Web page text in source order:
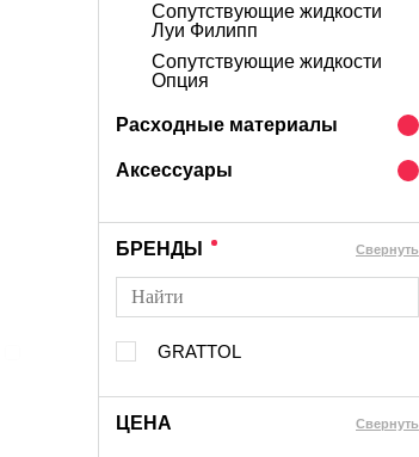
Сопутствующие жидкости
Луи Филипп
Сопутствующие жидкости
Опция
Расходные материалы
Аксессуары
БРЕНДЫ Cвернуть
GRATTOL
ЦЕНА Cвернуть